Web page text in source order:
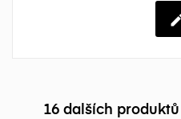
16 dalších